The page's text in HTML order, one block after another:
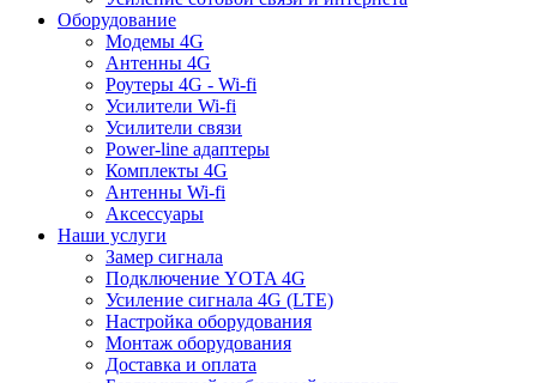
Оборудование
Модемы 4G
Антенны 4G
Роутеры 4G - Wi-fi
Усилители Wi-fi
Усилители связи
Power-line адаптеры
Комплекты 4G
Антенны Wi-fi
Аксессуары
Наши услуги
Замер сигнала
Подключение YOTA 4G
Усиление сигнала 4G (LTE)
Настройка оборудования
Монтаж оборудования
Доставка и оплата